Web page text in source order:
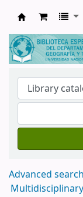
Biblioteca
Advanced search